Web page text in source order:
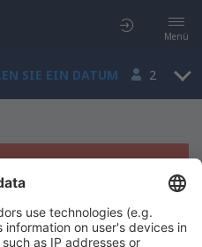
Menü
SIE EIN DATUM 2
keine